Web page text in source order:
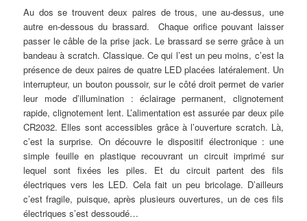
Au dos se trouvent deux paires de trous, une au-dessus, une
autre en-dessous du brassard. Chaque orifice pouvant laisser
passer le câble de la prise jack. Le brassard se serre grâce à un
bandeau à scratch. Classique. Ce qui l’est un peu moins, c’est la
présence de deux paires de quatre LED placées latéralement. Un
interrupteur, un bouton poussoir, sur le côté droit permet de varier
leur mode d’illumination : éclairage permanent, clignotement
rapide, clignotement lent. L’alimentation est assurée par deux pile
CR2032. Elles sont accessibles grâce à l’ouverture scratch. Là,
c’est la surprise. On découvre le dispositif électronique : une
simple feuille en plastique recouvrant un circuit imprimé sur
lequel sont fixées les piles. Et du circuit partent des fils
électriques vers les LED. Cela fait un peu bricolage. D’ailleurs
c’est fragile, puisque, après plusieurs ouvertures, un de ces fils
électriques s’est dessoudé…